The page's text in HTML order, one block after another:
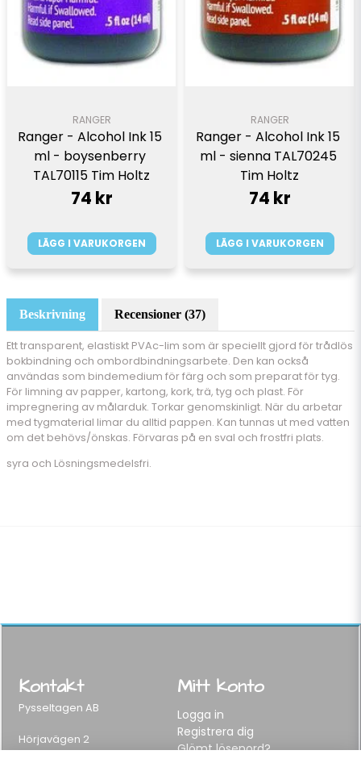
Beskrivning Recensioner (37)
Ett transparent, elastiskt PVAc-lim som är speciellt gjord för trådlös
bokbindning och ombordbindningsarbete. Den kan också
användas som bindemedium för färg och som preparat för tyg.
För limning av papper, kartong, kork, trä, tyg och plast. För
impregnering av målarduk. Torkar genomskinligt. När du arbetar
med tygmaterial limar du alltid pappen. Kan tunnas ut med vatten
om det behövs/önskas. Förvaras på en sval och frostfri plats.
syra och Lösningsmedelsfri.
RANGER
Ranger - Alcohol Ink 15
ml - boysenberry
TAL70115 Tim Holtz
74 kr
LÄGG I VARUKORGEN
RANGER
Ranger - Alcohol Ink 15
ml - sienna TAL70245
Tim Holtz
74 kr
LÄGG I VARUKORGEN
Kontakt
Pysseltagen AB
Hörjavägen 2
282 34 Tyringe, Sweden
Mitt konto
Logga in
Registrera dig
Glömt lösenord?